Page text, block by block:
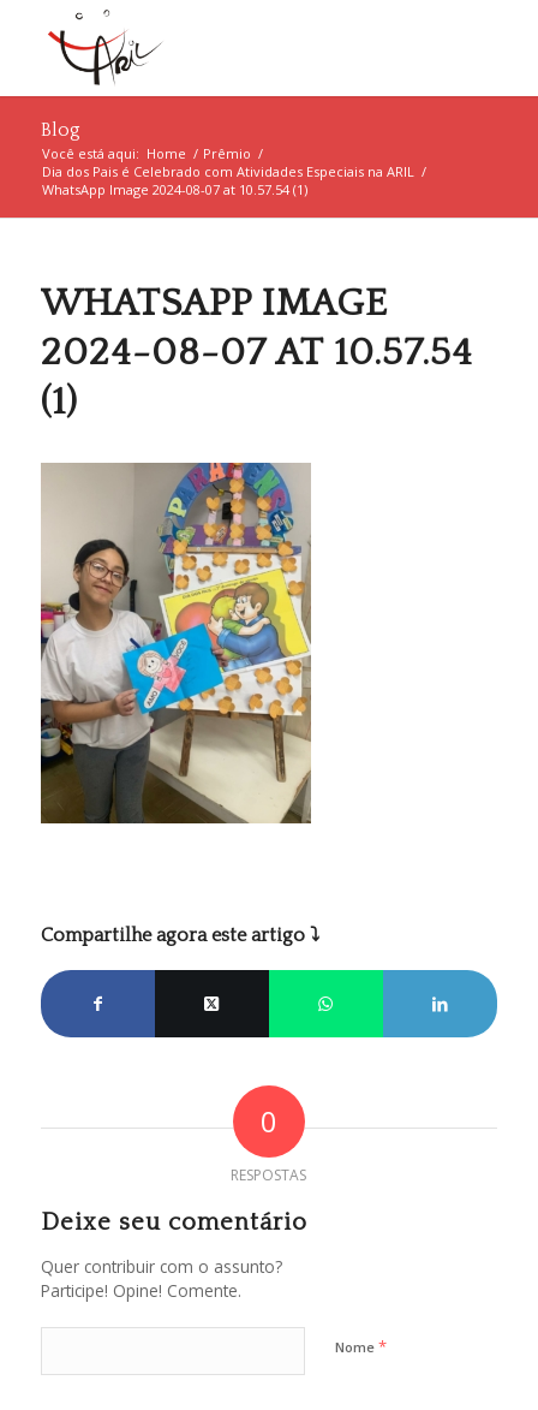
Blog
Você está aqui: Home / Prêmio /
Dia dos Pais é Celebrado com Atividades Especiais na ARIL /
WhatsApp Image 2024-08-07 at 10.57.54 (1)
WHATSAPP IMAGE
2024-08-07 AT 10.57.54
(1)
Compartilhe agora este artigo ⤵
0
RESPOSTAS
Deixe seu comentário
Quer contribuir com o assunto?
Participe! Opine! Comente.
Nome *